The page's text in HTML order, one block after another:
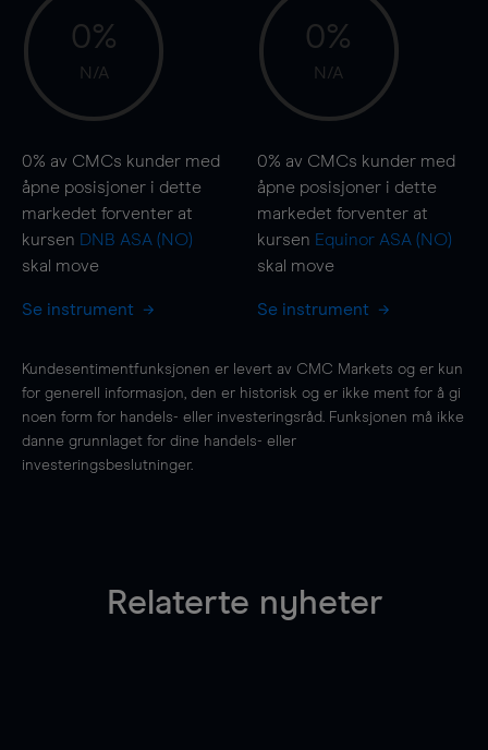
0%
N/A
0% av CMCs kunder med
åpne posisjoner i dette
markedet forventer at
kursen DNB ASA (NO)
skal move
Se instrument
0%
N/A
0% av CMCs kunder med
åpne posisjoner i dette
markedet forventer at
kursen Equinor ASA (NO)
skal move
Se instrument
Kundesentimentfunksjonen er levert av CMC Markets og er kun
for generell informasjon, den er historisk og er ikke ment for å gi
noen form for handels- eller investeringsråd. Funksjonen må ikke
danne grunnlaget for dine handels- eller
investeringsbeslutninger.
Relaterte nyheter